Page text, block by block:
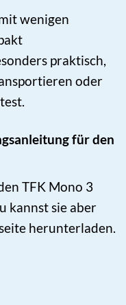
wenigen
praktisch,
oder
für den
TFK Mono 3
kannst sie aber
herunterladen.